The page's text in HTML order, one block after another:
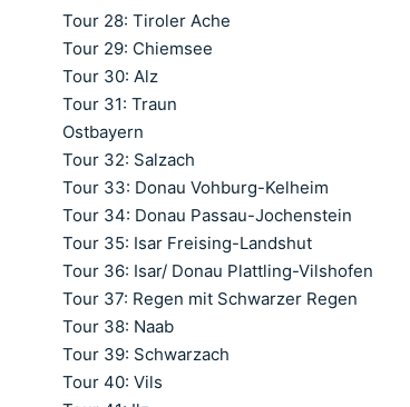
Tour 28: Tiroler Ache
Tour 29: Chiemsee
Tour 30: Alz
Tour 31: Traun
Ostbayern
Tour 32: Salzach
Tour 33: Donau Vohburg-Kelheim
Tour 34: Donau Passau-Jochenstein
Tour 35: Isar Freising-Landshut
Tour 36: Isar/ Donau Plattling-Vilshofen
Tour 37: Regen mit Schwarzer Regen
Tour 38: Naab
Tour 39: Schwarzach
Tour 40: Vils